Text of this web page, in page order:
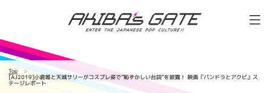
Top
[AJ2019]小倉唯と天城サリーがコスプレ姿で”恥ずかしい台詞”を披露！ 映画『パンドラとアクビ』ス
テージレポート